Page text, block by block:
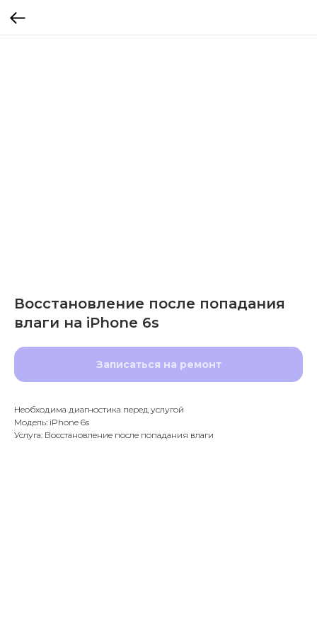
Восстановление после попадания
влаги на iPhone 6s
Записаться на ремонт
Необходима диагностика перед услугой
Модель: iPhone 6s
Услуга: Восстановление после попадания влаги